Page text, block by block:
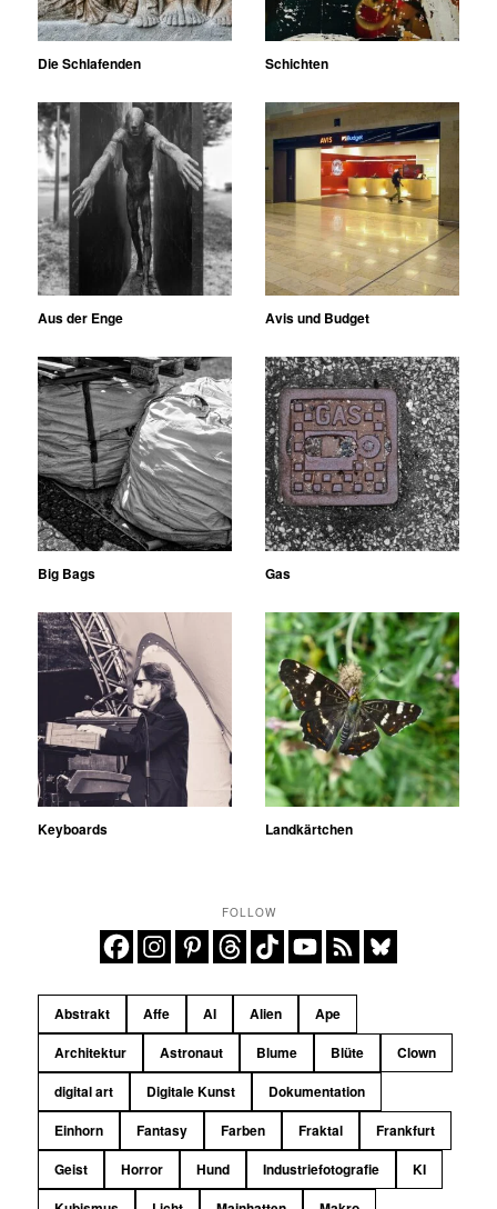
Die Schlafenden Schichten
Aus der Enge Avis und Budget
Big Bags Gas
Keyboards Landkärtchen
FOLLOW
Abstrakt Affe AI Alien
Ape
Architektur
Astronaut Blume Blüte
Clown
digital art
Digitale Kunst
Dokumentation
Einhorn
Fantasy Farben Fraktal
Frankfurt
Geist
Horror Hund Industriefotografie
KI